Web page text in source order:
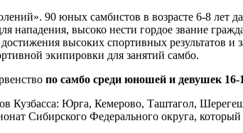
90 юных самбистов в возрасте 6-8 лет
нападения, высоко нести гордое звание
высоких спортивных результатов
экипировки для занятий самбо.
по самбо среди юношей и девушек 16-
Кузбасса: Юрга, Кемерово, Таштагол,
Сибирского Федерального округа, который